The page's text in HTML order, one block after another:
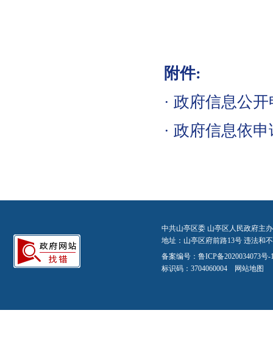
附件:
· 政府信息公开
· 政府信息依
中共山亭区委 山亭区人民政府主
地址：山亭区府前路13号 违法和
备案编号： 鲁ICP备2020034073号-
标识码：3704060004 网站地图